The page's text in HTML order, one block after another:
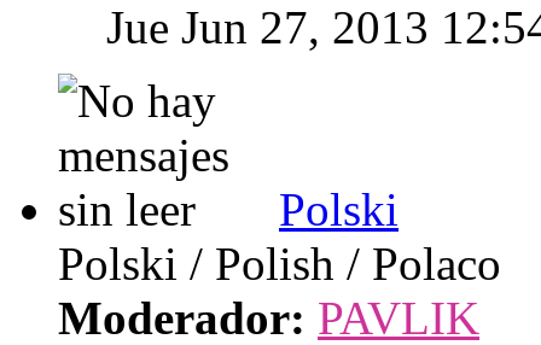
Jue Jun 27, 2013
Polski
Polski / Polish / Polaco
Moderador: PAVLIK